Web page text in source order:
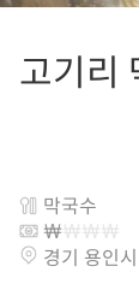
고기리
막국수
경기 용인